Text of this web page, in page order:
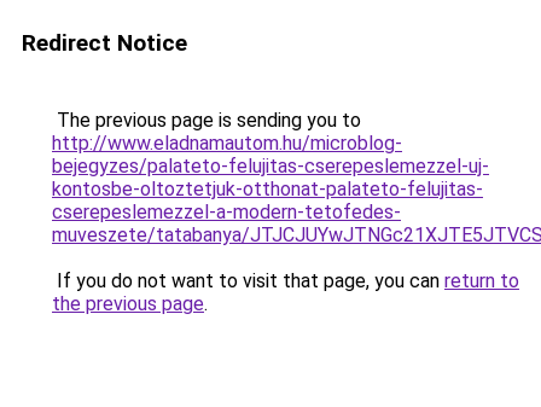
Redirect Notice
The previous page is sending you to
http://www.eladnamautom.hu/microblog-
bejegyzes/palateto-felujitas-cserepeslemezzel-uj-
kontosbe-oltoztetjuk-otthonat-palateto-felujitas-
cserepeslemezzel-a-modern-tetofedes-
muveszete/tatabanya/
If you do not want to visit that page, you can return to
the previous page.